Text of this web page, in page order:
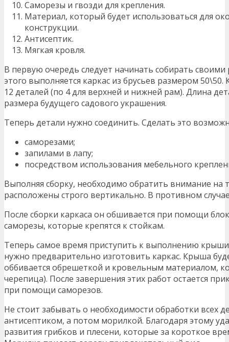
Саморезы и гвозди для крепления.
Материал, который будет использоваться для
конструкции.
Антисептик.
Мягкая кровля.
В первую очередь следует начинать собирать
этого выполняется каркас из брусьев размером
12 деталей (по 4 для верхней и нижней рам). Длина
размера будущего садового украшения.
Теперь детали нужно соединить. Сделать это
саморезами;
запилами в лапу;
посредством использования мебельного
Выполняя сборку, необходимо обратить внимание на
расположены строго вертикально. В противном
После сборки каркаса он обшивается при помощи
саморезы, которые крепятся к стойкам.
Теперь самое время приступить к выполнению
нужно предварительно изготовить каркас. Крыша
оббивается обрешеткой и кровельным материалом,
черепица). После завершения этих работ остается
при помощи саморезов.
Не стоит забывать о необходимости обработки всех
антисептиком, а потом морилкой. Благодаря этому
развития грибков и плесени, которые за короткое